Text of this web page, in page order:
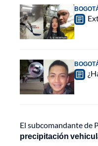
El subcomandante de
precipitación